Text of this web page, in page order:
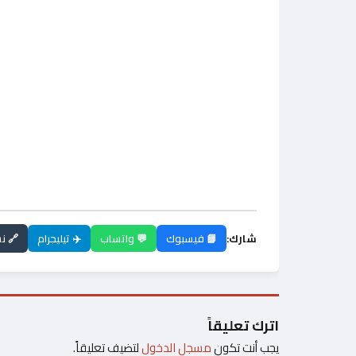
شارك: 📘 فيسبوك 💬 واتساب ✈️ تيليجرام 🔗
اترك تعليقاً
يجب أنت تكونمسجل الدخوللتضيف تعليقاً.